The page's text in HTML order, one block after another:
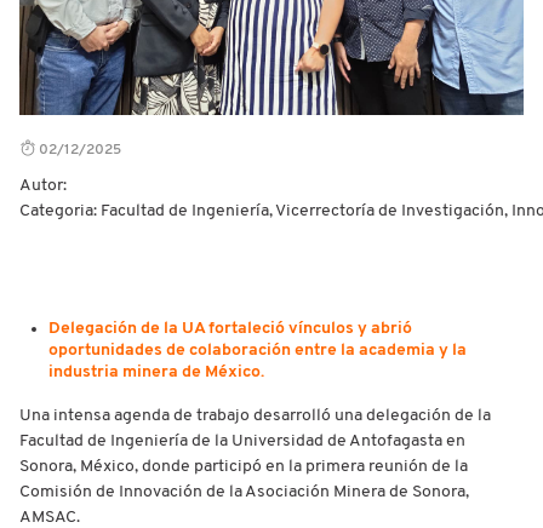
02/12/2025
Autor:
Categoria: Facultad de Ingeniería, Vicerrectoría de Investigación,
Delegación de la UA fortaleció vínculos y abrió
oportunidades de colaboración entre la academia y la
industria minera de México.
Una intensa agenda de trabajo desarrolló una delegación de la
Facultad de Ingeniería de la Universidad de Antofagasta en
Sonora, México, donde participó en la primera reunión de la
Comisión de Innovación de la Asociación Minera de Sonora,
AMSAC.